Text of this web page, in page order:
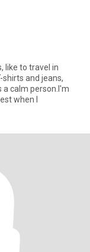
like to travel in
and jeans,
a calm person.I'm
when I